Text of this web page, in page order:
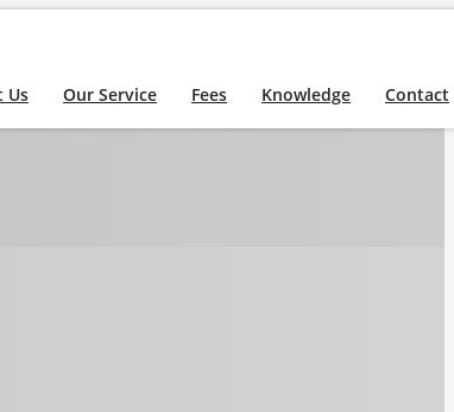
Us Our Service Fees Knowledge Contact